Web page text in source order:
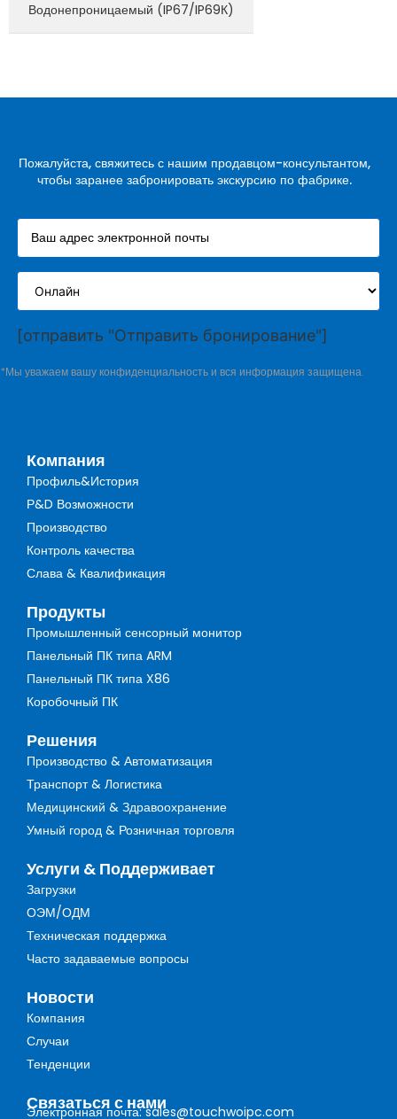
Водонепроницаемый (IP67/IP69К)
Пожалуйста, свяжитесь с нашим продавцом-консультантом,
чтобы заранее забронировать экскурсию по фабрике.
[отправить "Отправить бронирование"]
*Мы уважаем вашу конфиденциальность и вся информация защищена.
Компания
Профиль&История
Р&D Возможности
Производство
Контроль качества
Слава & Квалификация
Продукты
Промышленный сенсорный монитор
Панельный ПК типа ARM
Панельный ПК типа X86
Коробочный ПК
Решения
Производство & Автоматизация
Транспорт & Логистика
Медицинский & Здравоохранение
Умный город & Розничная торговля
Услуги & Поддерживает
Загрузки
ОЭМ/ОДМ
Техническая поддержка
Часто задаваемые вопросы
Новости
Компания
Случаи
Тенденции
Связаться с нами
Электронная почта: sales@touchwoipc.com